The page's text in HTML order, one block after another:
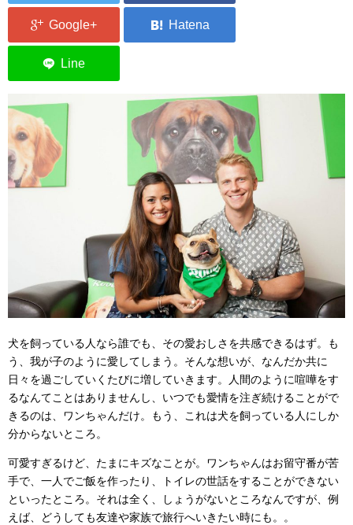
犬を飼っている人なら誰でも、その愛おしさを共感できるはず。も
う、我が子のように愛してしまう。そんな想いが、なんだか共に
日々を過ごしていくたびに増していきます。人間のように喧嘩をす
るなんてことはありませんし、いつでも愛情を注ぎ続けることがで
きるのは、ワンちゃんだけ。もう、これは犬を飼っている人にしか
分からないところ。
可愛すぎるけど、たまにキズなことが。ワンちゃんはお留守番が苦
手で、一人でご飯を作ったり、トイレの世話をすることができない
といったところ。それは全く、しょうがないところなんですが、例
えば、どうしても友達や家族で旅行へいきたい時にも。。